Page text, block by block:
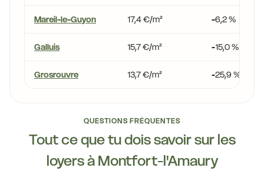
Mareil-le-Guyon 17,4 €/m² -6,2 %
Galluis 15,7 €/m² -15,0 %
Grosrouvre 13,7 €/m² -25,9 %
QUESTIONS FRÉQUENTES
Tout ce que tu dois savoir sur les
loyers à Montfort-l'Amaury